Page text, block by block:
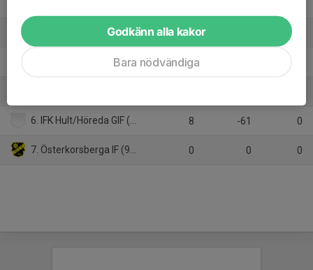
3. Holsby SK B (9-m) 9 16
4. Lekeryd-Svarttorps SK (9-m) 9
6. IFK Hult/Höreda GIF (9-m) 8 -61 0
7. Österkorsberga IF (9-m) 0 0 0
Godkänn alla kakor
Bara nödvändiga